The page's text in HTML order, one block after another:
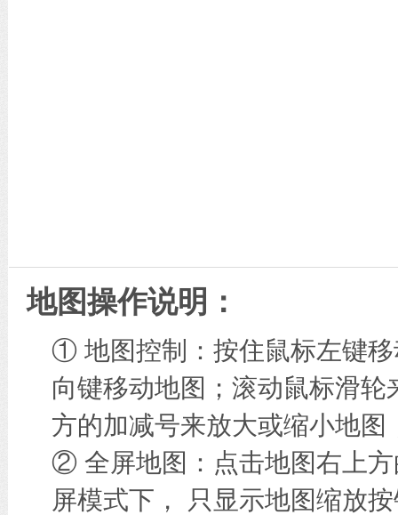
地图操作说明：
① 地图控制：按住鼠标左键
向键移动地图；滚动鼠标滑
方的加减号来放大或缩小地图
② 全屏地图：点击地图右上方
屏模式下， 只显示地图缩放